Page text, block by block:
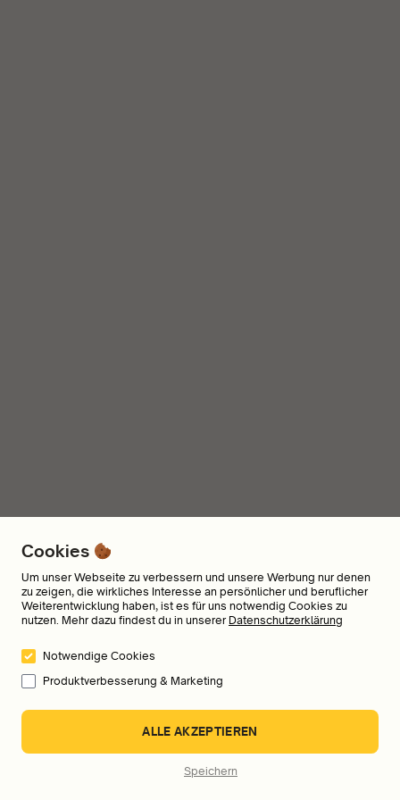
Cookies
Um unser Webseite zu verbessern und unsere Werbung nur denen
zu zeigen, die wirkliches Interesse an persönlicher und beruflicher
Weiterentwicklung haben, ist es für uns notwendig Cookies zu
nutzen. Mehr dazu findest du in unserer Datenschutzerklärung
Notwendige Cookies
Produktverbesserung & Marketing
ALLE AKZEPTIEREN
Speichern